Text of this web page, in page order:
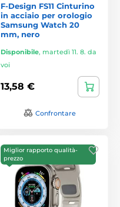
F-Design FS11 Cinturino
in acciaio per orologio
Samsung Watch 20
mm, nero
Disponibile, martedì 11. 8. da
voi
13,58 €
Confrontare
Miglior rapporto qualità-
prezzo